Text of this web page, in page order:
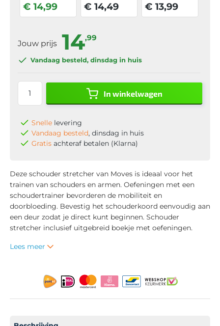
€ 14,99 € 14,49 € 13,99
Jouw prijs 14,99
Vandaag besteld, dinsdag in huis
In winkelwagen
Snelle levering
Vandaag besteld, dinsdag in huis
Gratis achteraf betalen (Klarna)
Deze schouder stretcher van Moves is ideaal voor het
trainen van schouders en armen. Oefeningen met een
schoudertrainer bevorderen de mobiliteit en
doorbloeding. Bevestig het schouderkoord eenvoudig aan
een deur zodat je direct kunt beginnen. Schouder
stretcher inclusief uitgebreid boekje met oefeningen.
Lees meer